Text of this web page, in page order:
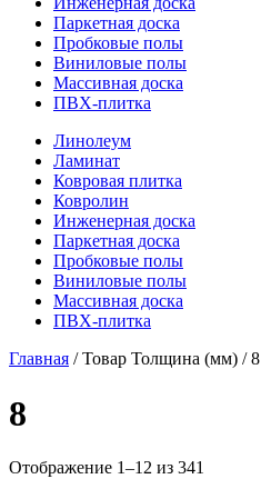
Паркетная доска
Пробковые полы
Виниловые полы
Массивная доска
ПВХ-плитка
Линолеум
Ламинат
Ковровая плитка
Ковролин
Инженерная доска
Паркетная доска
Пробковые полы
Виниловые полы
Массивная доска
ПВХ-плитка
Главная / Товар Толщина (мм) / 8
8
Отображение 1–12 из 341